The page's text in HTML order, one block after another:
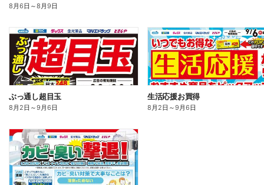
8月6日 ～8月9日
ぶっ通し超目玉
8月2日 ～9月6日
生活応援お買得
8月2日 ～9月6日